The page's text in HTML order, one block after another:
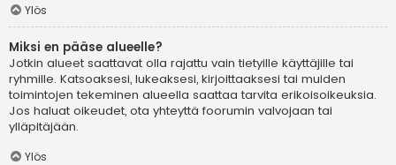
Ylös
Miksi en pääse alueelle?
Jotkin alueet saattavat olla rajattu vain tietyille käyttäjille tai
ryhmille. Katsoaksesi, lukeaksesi, kirjoittaaksesi tai muiden
toimintojen tekeminen alueella saattaa tarvita erikoisoikeuksia.
Jos haluat oikeudet, ota yhteyttä foorumin valvojaan tai
ylläpitäjään.
Ylös